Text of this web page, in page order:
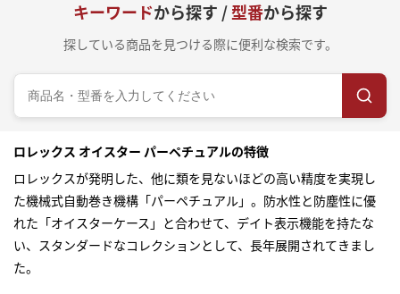
キーワードから探す /型番から探す
探している商品を見つける際に便利な検索です。
ロレックス オイスター パーペチュアルの特徴
ロレックスが発明した、他に類を見ないほどの高い精度を実現し
た機械式自動巻き機構「パーペチュアル」。防水性と防塵性に優
れた「オイスターケース」と合わせて、デイト表示機能を持たな
い、スタンダードなコレクションとして、長年展開されてきまし
た。